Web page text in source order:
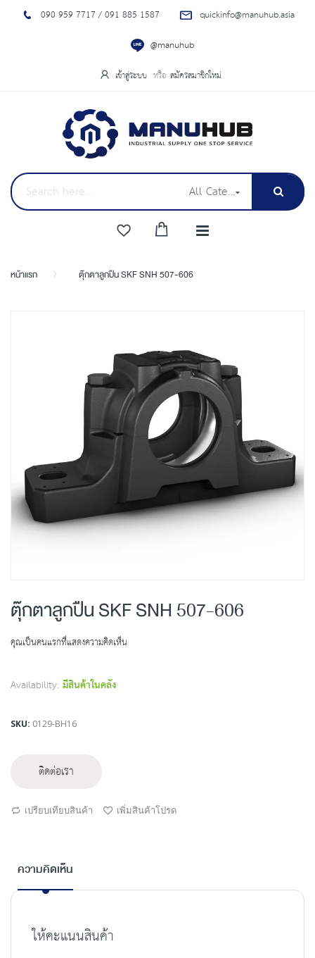
090 959 7717 / 091 885 1587
quickinfo@manuhub.asia
@manuhub
เข้าสู่ระบบ สมัครสมาชิกใหม่
All Categories
หน้าแรก ตุ๊กตาลูกปืน SKF SNH 507-606
the
end
of
the
images
gallery
to
the
ตุ๊กตาลูกปืน SKF SNH 507-606
คุณเป็นคนแรกที่แสดงความคิดเห็น
Availability: มีสินค้าในคลัง
SKU 0129-BH16
ติดต่อเรา
เปรียบเทียบสินค้า เพิ่มสินค้าโปรด
ความคิดเห็น
ให้คะแนนสินค้า